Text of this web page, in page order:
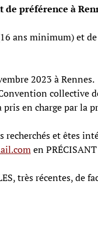
préférence à
ans minimum) et
2023 à Rennes.
collective
en charge par la
et êtes
en
très récentes, de